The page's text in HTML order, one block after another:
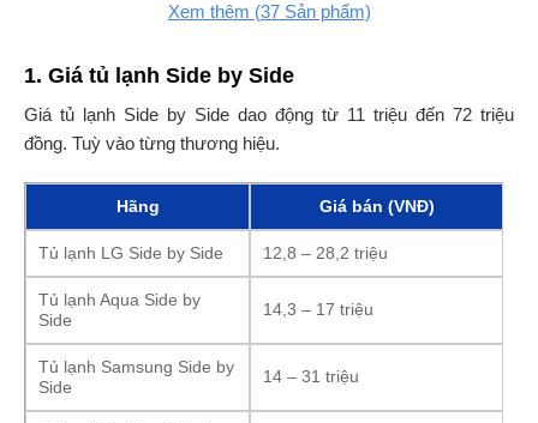
Xem thêm (37Sản phẩm)
1. Giá tủ lạnh Side by Side
Giá tủ lạnh Side by Side dao động từ 11 triệu đến 72 triệu
đồng. Tuỳ vào từng thương hiệu.
Hãng Giá bán (VNĐ)
Tủ lạnh LG Side by Side 12,8 – 28,2 triệu
Tủ lạnh Aqua Side by
Side
14,3 – 17 triệu
Tủ lạnh Samsung Side by
Side
14 – 31 triệu